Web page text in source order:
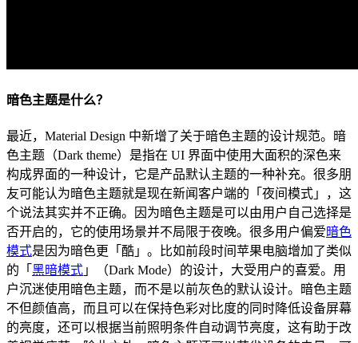
暗色主题是什么？
最近，Material Design 中新增了关于暗色主题的设计规范。暗
色主题（Dark theme）是指在 UI 界面中使用大面积的深色来
构成界面的一种设计，它是产品默认主题的一种补充。很多朋
友可能认为暗色主题就是现在新闻客户端的「夜间模式」，这
个说法其实并不正确。因为暗色主题是可以由用户自己选择是
否开启的，它的使用场景并不局限于夜晚。很多用户偏爱暗色
模式是因为暗色更「酷」。比如前段时间苹果电脑增加了类似
的「 黑暗模式 」（Dark Mode）的设计，大受用户的喜爱。用
户沉迷使用暗色主题，而不是以前灰色的默认设计。暗色主题
不但颜值高，而且可以在保持色彩对比度的同时降低设备屏幕
的亮度，还可以根据当前照明条件自动调节亮度，这有助于改